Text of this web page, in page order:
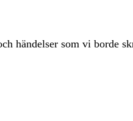
händelser som vi borde